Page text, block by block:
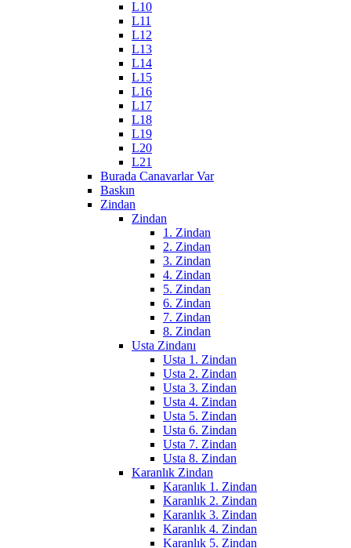
L10
L11
L12
L13
L14
L15
L16
L17
L18
L19
L20
L21
Burada Canavarlar Var
Baskın
Zindan
Zindan
1. Zindan
2. Zindan
3. Zindan
4. Zindan
5. Zindan
6. Zindan
7. Zindan
8. Zindan
Usta Zindanı
Usta 1. Zindan
Usta 2. Zindan
Usta 3. Zindan
Usta 4. Zindan
Usta 5. Zindan
Usta 6. Zindan
Usta 7. Zindan
Usta 8. Zindan
Karanlık Zindan
Karanlık 1. Zindan
Karanlık 2. Zindan
Karanlık 3. Zindan
Karanlık 4. Zindan
Karanlık 5. Zindan